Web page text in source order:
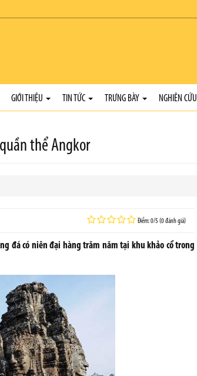
GIỚI THIỆU TIN TỨC TRƯNG BÀY NGHIÊN CỨU
thể Angkor
Điểm: 0/5 (0 đánh giá)
đá có niên đại hàng trăm năm tại khu khảo cổ trong